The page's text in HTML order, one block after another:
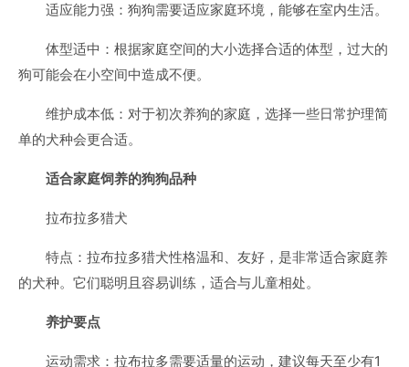
适应能力强：狗狗需要适应家庭环境，能够在室内生活。
体型适中：根据家庭空间的大小选择合适的体型，过大的
狗可能会在小空间中造成不便。
维护成本低：对于初次养狗的家庭，选择一些日常护理简
单的犬种会更合适。
适合家庭饲养的狗狗品种
拉布拉多猎犬
特点：拉布拉多猎犬性格温和、友好，是非常适合家庭养
的犬种。它们聪明且容易训练，适合与儿童相处。
养护要点
运动需求：拉布拉多需要适量的运动，建议每天至少有1